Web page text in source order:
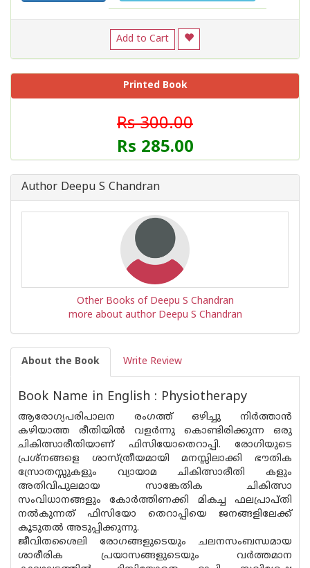
Add to Cart
Printed Book
Rs 300.00
Rs 285.00
Author Deepu S Chandran
Other Books of Deepu S Chandran
more about author Deepu S Chandran
About the Book Write Review
Book Name in English : Physiotherapy
ആരോഗ്യപരിപാലന രംഗത്ത് ഒഴിച്ചു നിർത്താൻ
കഴിയാത്ത രീതിയിൽ വളർന്നു കൊണ്ടിരിക്കുന്ന ഒരു
ചികിത്സാരീതിയാണ് ഫിസിയോതെറാപ്പി. രോഗിയുടെ
പ്രശ്‌നങ്ങളെ ശാസ്ത്രീയമായി മനസ്സിലാക്കി ഭൗതിക
സ്രോതസ്സുകളും വ്യായാമ ചികിത്സാരീതി കളും
അതിവിപുലമായ സാങ്കേതിക ചികിത്സാ
സംവിധാനങ്ങളും കോർത്തിണക്കി മികച്ച ഫലപ്രാപ്‌തി
നൽകുന്നത് ഫിസിയോ തെറാപ്പിയെ ജനങ്ങളിലേക്ക്
കൂടുതൽ അടുപ്പിക്കുന്നു.
ജീവിതശൈലി രോഗങ്ങളുടെയും ചലനസംബന്ധമായ
ശാരീരിക പ്രയാസങ്ങളുടെയും വർത്തമാന